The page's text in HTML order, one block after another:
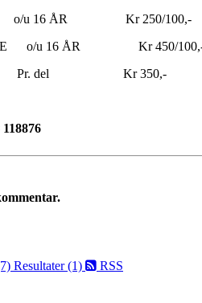
16 ÅR Kr 250/100,-
o/u 16 ÅR Kr 450/
del Kr 350,-
Resultater (1) RSS